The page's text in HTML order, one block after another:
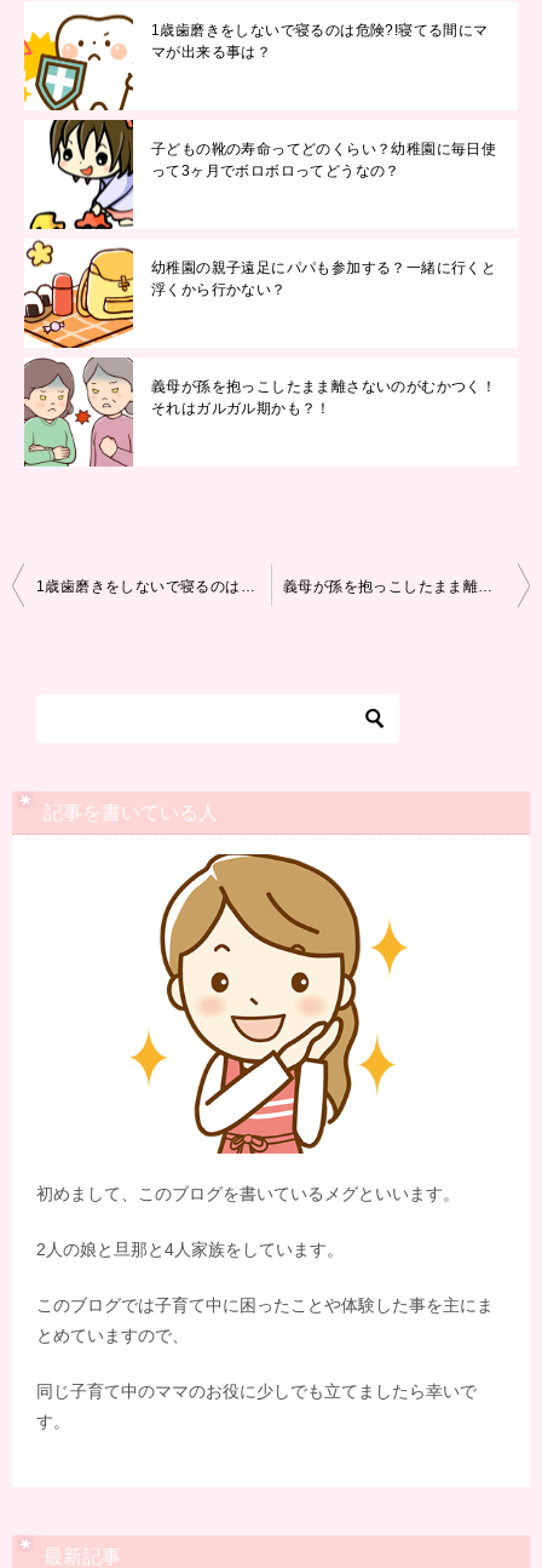
1歳歯磨きをしないで寝るのは危険?!寝てる間にマ
マが出来る事は？
子どもの靴の寿命ってどのくらい？幼稚園に毎日使
って3ヶ月でボロボロってどうなの？
幼稚園の親子遠足にパパも参加する？一緒に行くと
浮くから行かない？
義母が孫を抱っこしたまま離さないのがむかつく！
それはガルガル期かも？！
投
1歳歯磨きをしないで寝るのは危険?!寝てる間にママが出来る事は？ 義母が孫を抱っこしたまま離さないのがむかつく！それはガルガル期かも？！
記事を書いている人
初めまして、このブログを書いているメグといいます。
2人の娘と旦那と4人家族をしています。
このブログでは子育て中に困ったことや体験した事を主にま
とめていますので、
同じ子育て中のママのお役に少しでも立てましたら幸いで
す。
最新記事